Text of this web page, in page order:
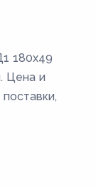
180x49
Цена и